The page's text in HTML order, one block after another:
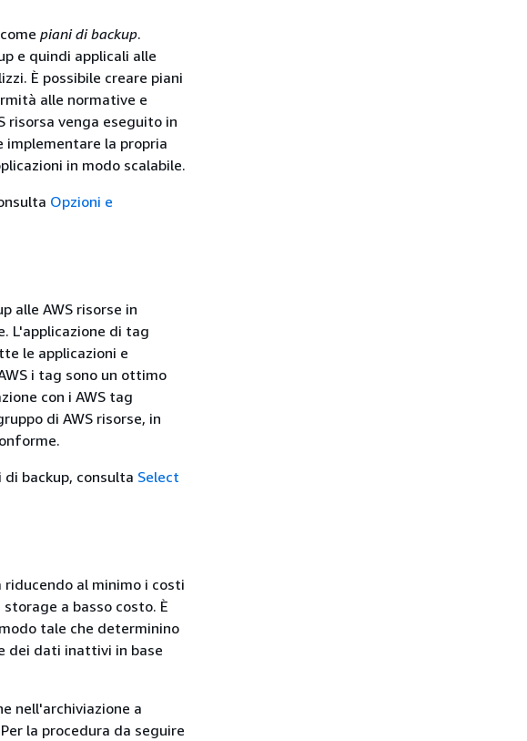
piani di backup.
e quindi applicali alle
È possibile creare piani
alle normative e
risorsa venga eseguito in
implementare la propria
in modo scalabile.
Opzioni e
alle AWS risorse in
L'applicazione di tag
le applicazioni e
i tag sono un ottimo
con i AWS tag
di AWS risorse, in
backup, consulta Select
al minimo i costi
a basso costo. È
tale che determinino
dei dati inattivi in base
nell'archiviazione a
la procedura da seguire